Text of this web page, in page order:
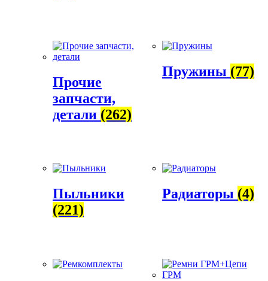
Прочие
запчасти,
детали (262)
Пружины (77)
Пыльники
(221)
Радиаторы (4)